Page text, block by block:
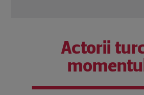
Actorii